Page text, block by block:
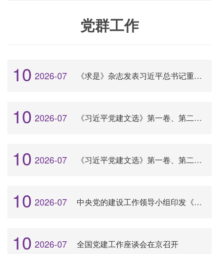
党群工作
10 2026-07 《求是》杂志发表习近平总书记重要文章《一体推进教育科技人才发展》
10 2026-07 《习近平党建文选》第一卷、第二卷主要篇目介绍
10 2026-07 《习近平党建文选》第一卷、第二卷出版发行
10 2026-07 中央党的建设工作领导小组印发《关于学习贯彻习近平党建思想的通知》
10 2026-07 全国党建工作座谈会在京召开